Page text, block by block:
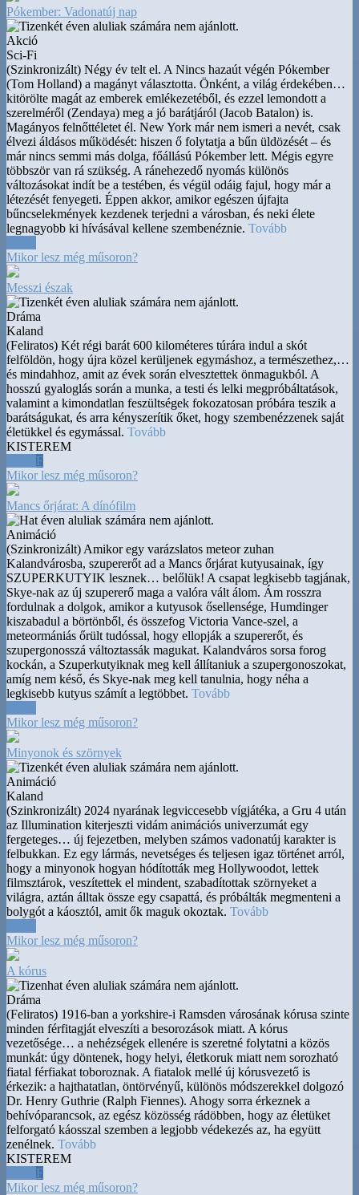
Pókember: Vadonatúj nap
Akció
Sci-Fi
(Szinkronizált) Négy év telt el. A Nincs hazaút végén Pókember
(Tom Holland) a magányt választotta. Önként, a világ érdekében…
kitörölte magát az emberek emlékezetéből, és ezzel lemondott a
szerelméről (Zendaya) meg a jó barátjáról (Jacob Batalon) is.
Magányos felnőttéletet él. New York már nem ismeri a nevét, csak
élvezi áldásos működését: hiszen ő folytatja a bűn üldözését – és
már nincs semmi más dolga, főállású Pókember lett. Mégis egyre
többször van rá szükség. A ránehezedő nyomás különös
változásokat indít be a testében, és végül odáig fajul, hogy már a
létezését fenyegeti. Éppen akkor, amikor egészen újfajta
bűncselekmények kezdenek terjedni a városban, és neki élete
legnagyobb ki hívásával kellene szembenéznie. Tovább
Mikor lesz még műsoron?
Messzi észak
Dráma
Kaland
(Feliratos) Két régi barát 600 kilométeres túrára indul a skót
felföldön, hogy újra közel kerüljenek egymáshoz, a természethez,…
és mindahhoz, amit az évek során elvesztettek önmagukból. A
hosszú gyaloglás során a munka, a testi és lelki megpróbáltatások,
valamint a kimondatlan feszültségek fokozatosan próbára teszik a
barátságukat, és arra kényszerítik őket, hogy szembenézzenek saját
életükkel és egymással. Tovább
KISTEREM
F
Mikor lesz még műsoron?
Mancs őrjárat: A dínófilm
Animáció
(Szinkronizált) Amikor egy varázslatos meteor zuhan
Kalandvárosba, szupererőt ad a Mancs őrjárat kutyusainak, így
SZUPERKUTYIK lesznek… belőlük! A csapat legkisebb tagjának,
Skye-nak az új szupererő maga a valóra vált álom. Ám rosszra
fordulnak a dolgok, amikor a kutyusok ősellensége, Humdinger
kiszabadul a börtönből, és összefog Victoria Vance-szel, a
meteormániás őrült tudóssal, hogy ellopják a szupererőt, és
szupergonosszá változtassák magukat. Kalandváros sorsa forog
kockán, a Szuperkutyiknak meg kell állítaniuk a szupergonoszokat,
amíg nem késő, és Skye-nak meg kell tanulnia, hogy néha a
legkisebb kutyus számít a legtöbbet. Tovább
Mikor lesz még műsoron?
Minyonok és szörnyek
Animáció
Kaland
(Szinkronizált) 2024 nyarának legviccesebb vígjátéka, a Gru 4 után
az Illumination kiterjeszti vidám animációs univerzumát egy
fergeteges… új fejezetben, melyben számos vadonatúj karakter is
felbukkan. Ez egy lármás, nevetséges és teljesen igaz történet arról,
hogy a minyonok hogyan hódították meg Hollywoodot, lettek
filmsztárok, veszítettek el mindent, szabadítottak szörnyeket a
világra, aztán álltak össze egy csapattá, és próbálták megmenteni a
bolygót a káosztól, amit ők maguk okoztak. Tovább
Mikor lesz még műsoron?
A kórus
Dráma
(Feliratos) 1916-ban a yorkshire-i Ramsden városának kórusa szinte
minden férfitagját elveszíti a besorozások miatt. A kórus
vezetősége… a nehézségek ellenére is szeretné folytatni a közös
munkát: úgy döntenek, hogy helyi, életkoruk miatt nem sorozható
fiatal férfiakat toboroznak. A fiatalok mellé új kórusvezető is
érkezik: a hajthatatlan, öntörvényű, különös módszerekkel dolgozó
Dr. Henry Guthrie (Ralph Fiennes). Ahogy sorra érkeznek a
behívóparancsok, az egész közösség rádöbben, hogy az életüket
felforgató káosszal szemben a legjobb védekezés az, ha együtt
zenélnek. Tovább
KISTEREM
F
Mikor lesz még műsoron?